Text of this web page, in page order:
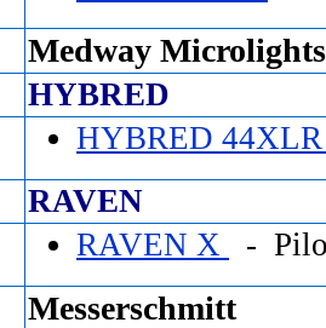
Medway Microlights
HYBRED
HYBRED
RAVEN
RAVEN X -
Messerschmitt